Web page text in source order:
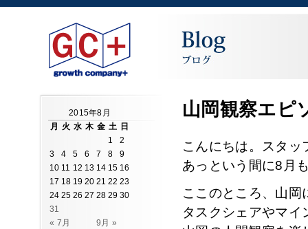
2015年8月
月
火 水 木 金 土 日
« 7月 9月 »
1
2
3
4 5 6 7 8
9
10 11 12 13 14 15 16
17 18 19 20 21 22 23
24 25 26 27 28 29 30
31
山岡観察エピ
こんにちは。スタッ
あっという間に8月
ここのところ、山岡
タスクシェアやマイ